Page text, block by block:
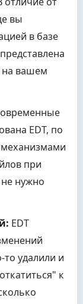
вы
в базе
на вашем
EDT, по
при
нужно
EDT
удалили и
к